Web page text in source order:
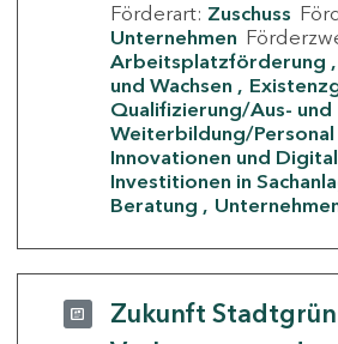
Förderart: Zuschuss
Unternehmen
Arbeitsplatzförderung
und Wachsen
Qualifizierung/Aus- und
Weiterbildung/Personal
Innovationen und
Investitionen in
Beratung
Zukunft